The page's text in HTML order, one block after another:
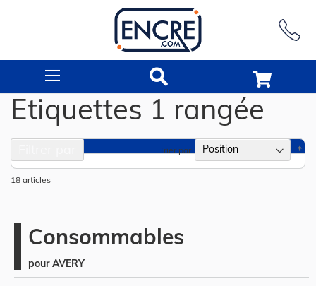
Etiquettes 1 rangée
18 articles
Trier par
Consommables
pour AVERY